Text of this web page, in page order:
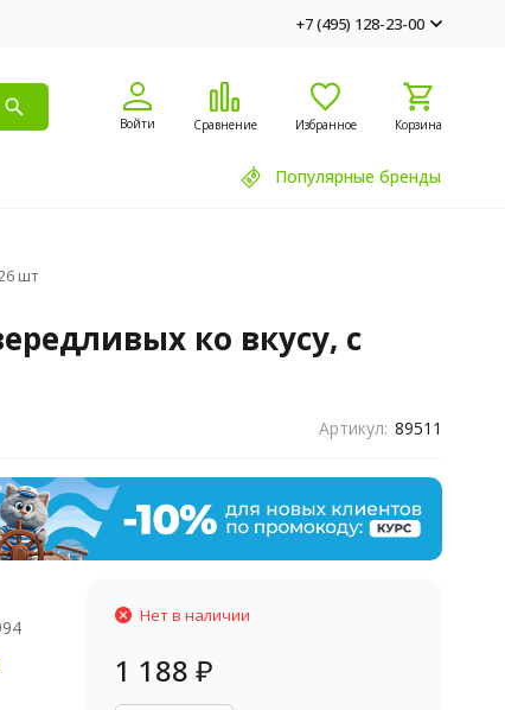
+7 (495) 128-23-00
Войти Сравнение Избранное Корзина
Популярные бренды
шт
ко вкусу, с
Артикул: 89511
Нет в наличии
1 188 ₽